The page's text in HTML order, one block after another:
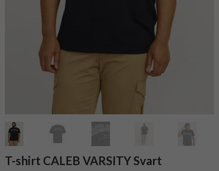
T-shirt CALEB VARSITY Svart